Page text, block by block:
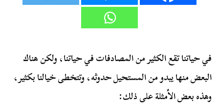
في حياتنا تقع الكثير من المصادفات في حياتنا، ولكن هناك
البعض منها يبدو من المستحيل حدوثه، وتتخطى خيالنا بكثير،
وهذه بعض الأمثلة على ذلك: